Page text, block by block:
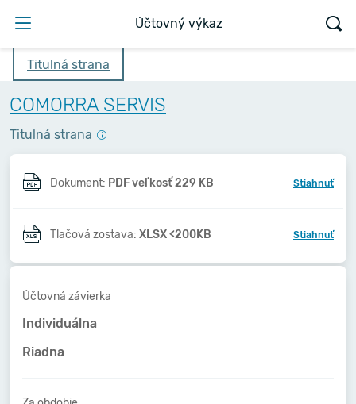
Účtovný výkaz
Titulná strana
COMORRA SERVIS
Titulná strana
Dokument: PDF veľkosť 229 KB Stiahnuť
Tlačová zostava: XLSX <200KB Stiahnuť
Účtovná závierka
Individuálna
Riadna